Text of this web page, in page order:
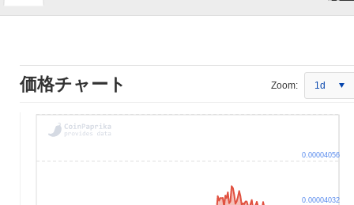
価格チャート Zoom: 1d
0.00004032
0.00004056